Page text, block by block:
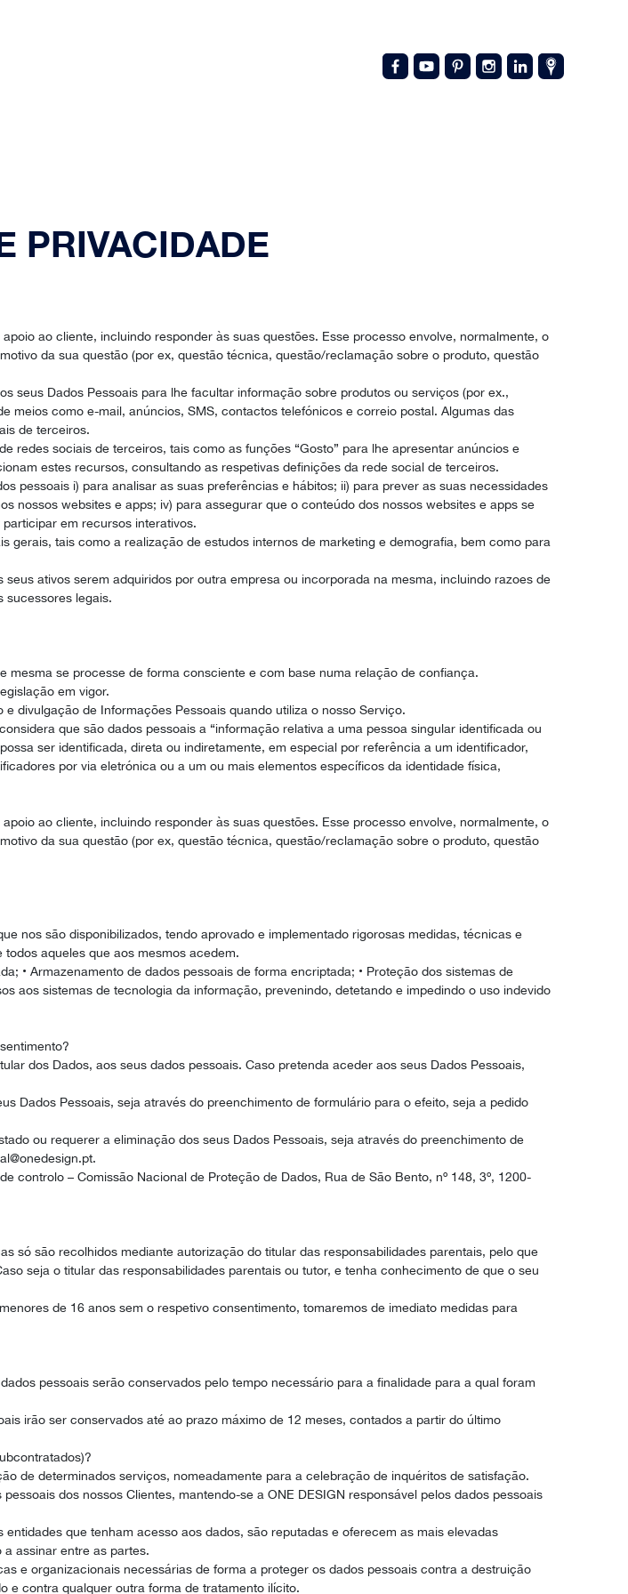
PRIVACIDADE
ao cliente, incluindo responder às suas questões. Esse processo envolve, normalmente, o
da sua questão (por ex, questão técnica, questão/reclamação sobre o produto, questão
seus Dados Pessoais para lhe facultar informação sobre produtos ou serviços (por ex.,
como e-mail, anúncios, SMS, contactos telefónicos e correio postal. Algumas das
de terceiros.
redes sociais de terceiros, tais como as funções “Gosto” para lhe apresentar anúncios e
estes recursos, consultando as respetivas definições da rede social de terceiros.
pessoais i) para analisar as suas preferências e hábitos; ii) para prever as suas necessidades
nossos websites e apps; iv) para assegurar que o conteúdo dos nossos websites e apps se
em recursos interativos.
tais como a realização de estudos internos de marketing e demografia, bem como para
ativos serem adquiridos por outra empresa ou incorporada na mesma, incluindo razoes de
sucessores legais.
mesma se processe de forma consciente e com base numa relação de confiança.
em vigor.
divulgação de Informações Pessoais quando utiliza o nosso Serviço.
que são dados pessoais a “informação relativa a uma pessoa singular identificada ou
ser identificada, direta ou indiretamente, em especial por referência a um identificador,
por via eletrónica ou a um ou mais elementos específicos da identidade física,
ao cliente, incluindo responder às suas questões. Esse processo envolve, normalmente, o
da sua questão (por ex, questão técnica, questão/reclamação sobre o produto, questão
nos são disponibilizados, tendo aprovado e implementado rigorosas medidas, técnicas e
aqueles que aos mesmos acedem.
• Armazenamento de dados pessoais de forma encriptada; • Proteção dos sistemas de
aos sistemas de tecnologia da informação, prevenindo, detetando e impedindo o uso indevido
dos Dados, aos seus dados pessoais. Caso pretenda aceder aos seus Dados Pessoais,
Dados Pessoais, seja através do preenchimento de formulário para o efeito, seja a pedido
ou requerer a eliminação dos seus Dados Pessoais, seja através do preenchimento de
– Comissão Nacional de Proteção de Dados, Rua de São Bento, nº 148, 3º, 1200-
só são recolhidos mediante autorização do titular das responsabilidades parentais, pelo que
seja o titular das responsabilidades parentais ou tutor, e tenha conhecimento de que o seu
de 16 anos sem o respetivo consentimento, tomaremos de imediato medidas para
pessoais serão conservados pelo tempo necessário para a finalidade para a qual foram
irão ser conservados até ao prazo máximo de 12 meses, contados a partir do último
de determinados serviços, nomeadamente para a celebração de inquéritos de satisfação.
dos nossos Clientes, mantendo-se a ONE DESIGN responsável pelos dados pessoais
que tenham acesso aos dados, são reputadas e oferecem as mais elevadas
assinar entre as partes.
e organizacionais necessárias de forma a proteger os dados pessoais contra a destruição
e contra qualquer outra forma de tratamento ilícito.